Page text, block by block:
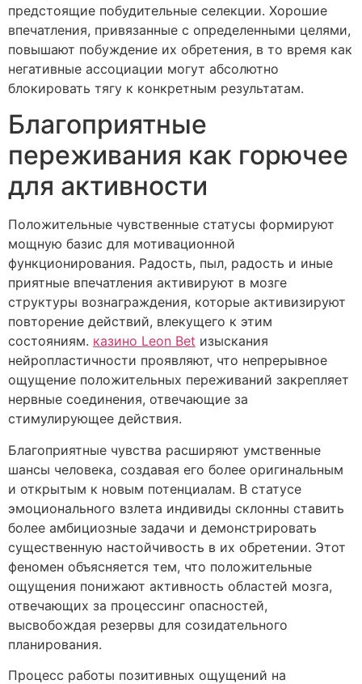
предстоящие побудительные селекции. Хорошие
впечатления, привязанные с определенными целями,
повышают побуждение их обретения, в то время как
негативные ассоциации могут абсолютно
блокировать тягу к конкретным результатам.
Благоприятные
переживания как горючее
для активности
Положительные чувственные статусы формируют
мощную базис для мотивационной
функционирования. Радость, пыл, радость и иные
приятные впечатления активируют в мозге
структуры вознаграждения, которые активизируют
повторение действий, влекущего к этим
состояниям. казино Leon Bet изыскания
нейропластичности проявляют, что непрерывное
ощущение положительных переживаний закрепляет
нервные соединения, отвечающие за
стимулирующее действия.
Благоприятные чувства расширяют умственные
шансы человека, создавая его более оригинальным
и открытым к новым потенциалам. В статусе
эмоционального взлета индивиды склонны ставить
более амбициозные задачи и демонстрировать
существенную настойчивость в их обретении. Этот
феномен объясняется тем, что положительные
ощущения понижают активность областей мозга,
отвечающих за процессинг опасностей,
высвобождая резервы для созидательного
планирования.
Процесс работы позитивных ощущений на